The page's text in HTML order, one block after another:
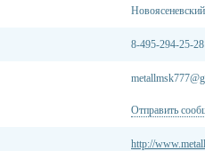
8-495-294-25-28
Отправить
http://